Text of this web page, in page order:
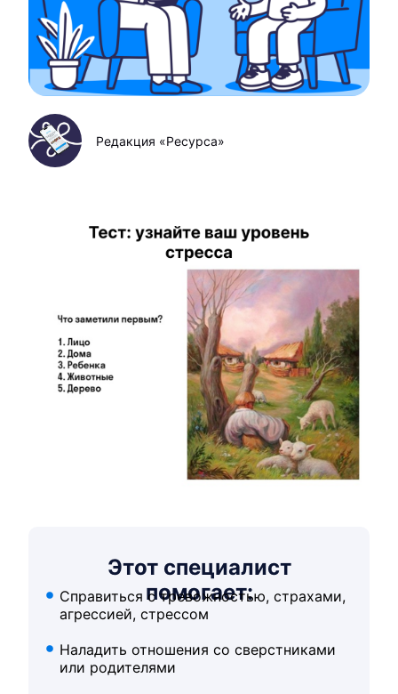
Редакция «Ресурса»
Этот специалист
помогает:
Справиться с тревожностью, страхами,
агрессией, стрессом
Наладить отношения со сверстниками
или родителями